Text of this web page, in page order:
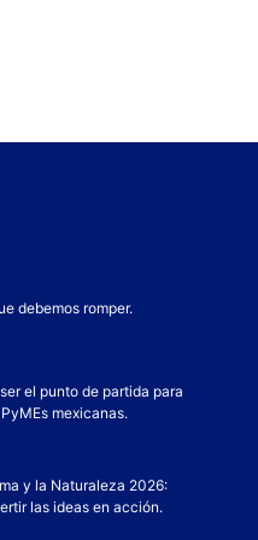
debemos romper.
el punto de partida para
mexicanas.
y la Naturaleza 2026:
las ideas en acción.